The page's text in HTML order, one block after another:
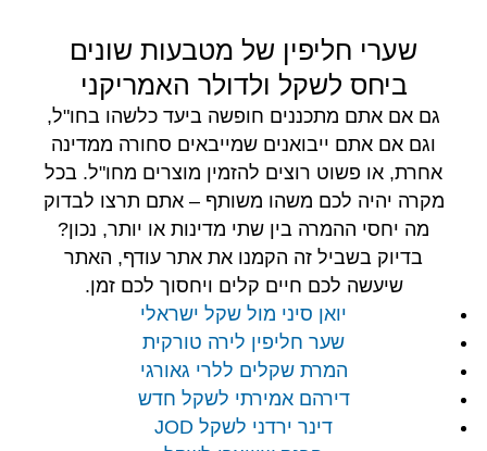
שערי חליפין של מטבעות שונים
ביחס לשקל ולדולר האמריקני
גם אם אתם מתכננים חופשה ביעד כלשהו בחו"ל,
וגם אם אתם ייבואנים שמייבאים סחורה ממדינה
אחרת, או פשוט רוצים להזמין מוצרים מחו"ל. בכל
מקרה יהיה לכם משהו משותף – אתם תרצו לבדוק
מה יחסי ההמרה בין שתי מדינות או יותר, נכון?
בדיוק בשביל זה הקמנו את אתר עודף, האתר
שיעשה לכם חיים קלים ויחסוך לכם זמן.
יואן סיני מול שקל ישראלי
שער חליפין לירה טורקית
המרת שקלים ללרי גאורגי
דירהם אמירתי לשקל חדש
דינר ירדני לשקל JOD